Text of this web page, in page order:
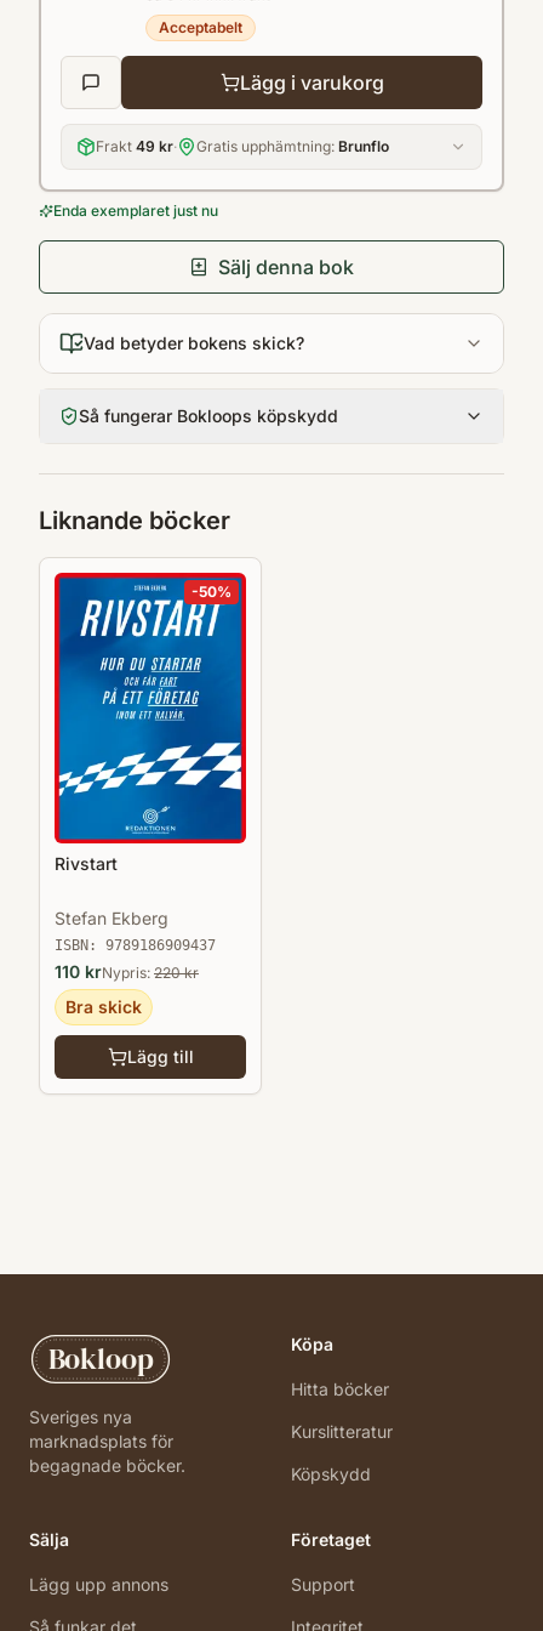
Acceptabelt
Lägg i varukorg
Frakt 49 kr· Gratis upphämtning: Brunflo
Enda exemplaret just nu
Sälj denna bok
Vad betyder bokens skick?
Så fungerar Bokloops köpskydd
Liknande böcker
-50%
Rivstart
Stefan Ekberg
ISBN: 9789186909437
110 krNypris: 220kr
Bra skick
Lägg till
Bokloop
Sveriges nya
marknadsplats för
begagnade böcker.
Köpa
Hitta böcker
Kurslitteratur
Köpskydd
Sälja
Lägg upp annons
Så funkar det
Företaget
Support
Integritet